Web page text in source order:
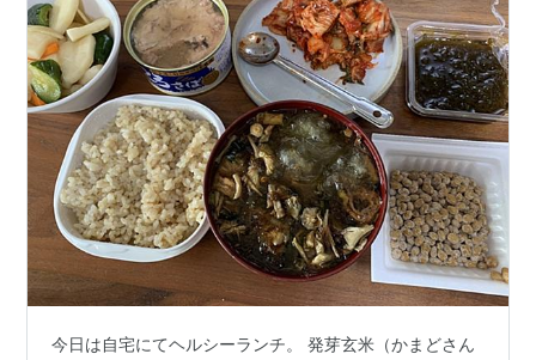
今日は自宅にてヘルシーランチ。 発芽玄米（かまどさん